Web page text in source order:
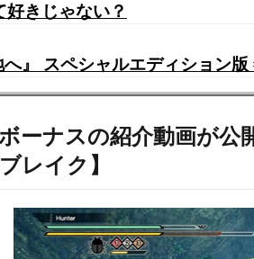
好きじゃない？
』 スペシャルエディション
ボーナスの紹介動画が
レイク】